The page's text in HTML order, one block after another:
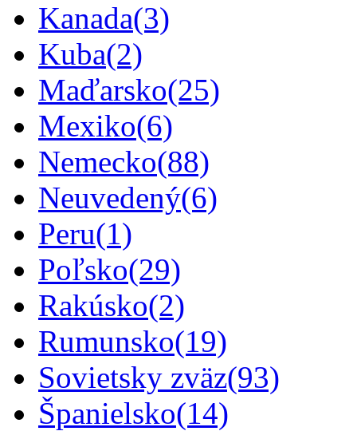
Kanada(3)
Kuba(2)
Maďarsko(25)
Mexiko(6)
Nemecko(88)
Neuvedený(6)
Peru(1)
Poľsko(29)
Rakúsko(2)
Rumunsko(19)
Sovietsky zväz(93)
Španielsko(14)